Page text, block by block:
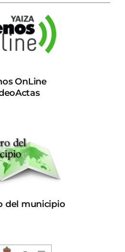
OnLine
del municipio